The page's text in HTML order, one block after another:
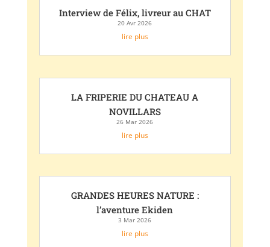
Interview de Félix, livreur au CHAT
20 Avr 2026
lire plus
LA FRIPERIE DU CHATEAU A
NOVILLARS
26 Mar 2026
lire plus
GRANDES HEURES NATURE :
l’aventure Ekiden
3 Mar 2026
lire plus